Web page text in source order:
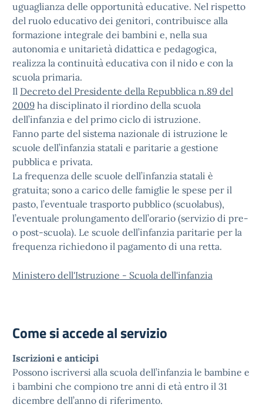
uguaglianza delle opportunità educative. Nel rispetto
del ruolo educativo dei genitori, contribuisce alla
formazione integrale dei bambini e, nella sua
autonomia e unitarietà didattica e pedagogica,
realizza la continuità educativa con il nido e con la
scuola primaria.
Il Decreto del Presidente della Repubblica n.89 del
2009 ha disciplinato il riordino della scuola
dell’infanzia e del primo ciclo di istruzione.
Fanno parte del sistema nazionale di istruzione le
scuole dell’infanzia statali e paritarie a gestione
pubblica e privata.
La frequenza delle scuole dell’infanzia statali è
gratuita; sono a carico delle famiglie le spese per il
pasto, l’eventuale trasporto pubblico (scuolabus),
l’eventuale prolungamento dell’orario (servizio di pre-
o post-scuola). Le scuole dell’infanzia paritarie per la
frequenza richiedono il pagamento di una retta.
Ministero dell'Istruzione - Scuola dell'infanzia
Come si accede al servizio
Iscrizioni e anticipi
Possono iscriversi alla scuola dell’infanzia le bambine e
i bambini che compiono tre anni di età entro il 31
dicembre dell’anno di riferimento.